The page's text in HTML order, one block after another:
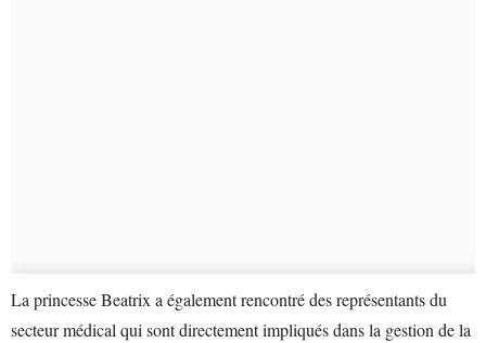
La princesse Beatrix a également rencontré des représentants du
secteur médical qui sont directement impliqués dans la gestion de la